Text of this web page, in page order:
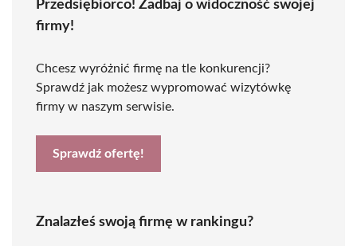
Przedsiębiorco! Zadbaj o widoczność swojej
firmy!
Chcesz wyróżnić firmę na tle konkurencji?
Sprawdź jak możesz wypromować wizytówkę
firmy w naszym serwisie.
Sprawdź ofertę!
Znalazłeś swoją firmę w rankingu?